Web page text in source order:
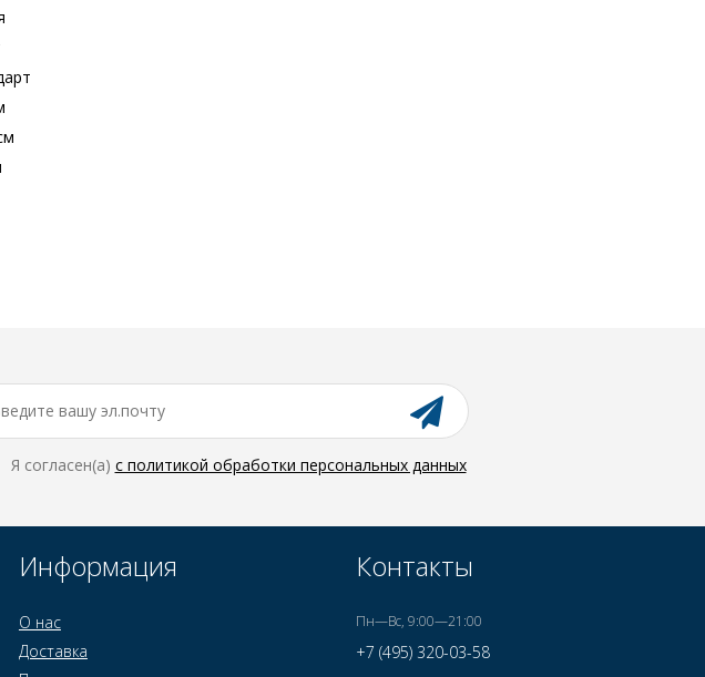
Я согласен(a) с политикой обработки персональных данных
Информация
О нас
Доставка
Контакты
Пн—Вс, 9:00—21:00
+7 (495) 320-03-58